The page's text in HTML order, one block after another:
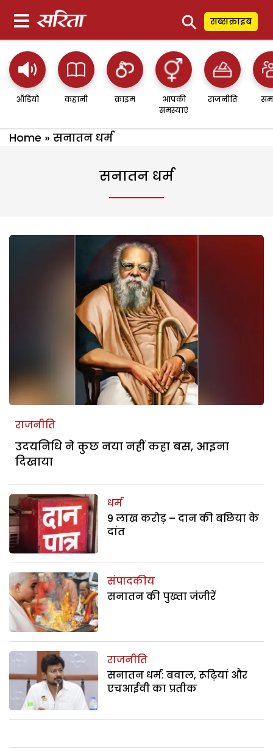
⚲ सब्सक्राइब
ऑडियो कहानी क्राइम
आपकी
समस्याएं
राजनीति
Home » सनातन धर्म
सनातन धर्म
राजनीति
उदयनिधि ने कुछ नया नहीं कहा बस, आइना
दिखाया
धर्म
9 लाख करोड़ – दान की बछिया के
दांत
संपादकीय
सनातन की पुख्ता जंजीरें
राजनीति
सनातन धर्म: बवाल, रूढ़ियां और
एचआईवी का प्रतीक